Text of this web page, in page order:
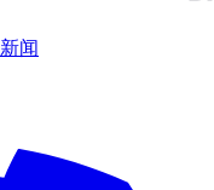
新闻